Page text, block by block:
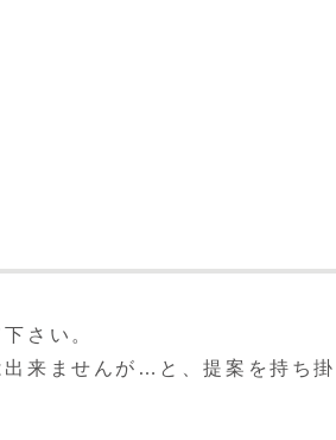
さい。
来ませんが…と、提案を持ち掛